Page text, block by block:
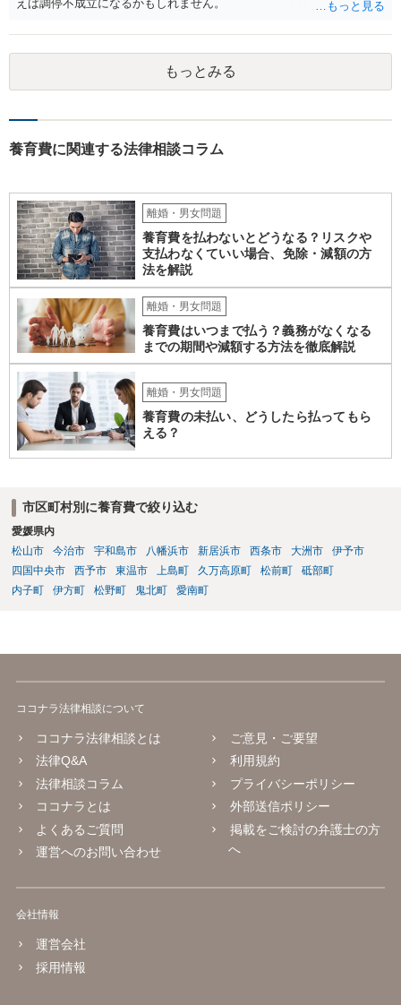
えば調停不成立になるかもしれません。
もっとみる
養育費に関連する法律相談コラム
離婚・男女問題
養育費を払わないとどうなる？リスクや
支払わなくていい場合、免除・減額の方
法を解説
離婚・男女問題
養育費はいつまで払う？義務がなくなる
までの期間や減額する方法を徹底解説
離婚・男女問題
養育費の未払い、どうしたら払ってもら
える？
市区町村別に養育費で絞り込む
愛媛県内
松山市
今治市 宇和島市 八幡浜市 新居浜市 西条市 大洲市
伊予市
四国中央市
西予市 東温市 上島町 久万高原町 松前町
砥部町
内子町
伊方町 松野町 鬼北町 愛南町
ココナラ法律相談について
ココナラ法律相談とは
法律Q&A
法律相談コラム
ココナラとは
よくあるご質問
運営へのお問い合わせ
ご意見・ご要望
利用規約
プライバシーポリシー
外部送信ポリシー
掲載をご検討の弁護士の方
へ
会社情報
運営会社
採用情報